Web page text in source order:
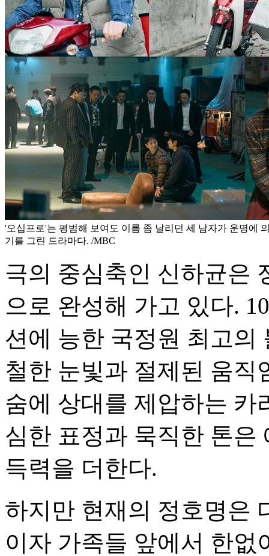
'오십프로'는 평범해 보여도 이름 좀 날리던 세 남자가 운명에
기를 그린 드라마다. /MBC
극의 중심축인 신하균은
으로 완성해 가고 있다.
션에 능한 국정원 최고의
철한 눈빛과 절제된 움직
숨에 상대를 제압하는 카
심한 표정과 묵직한 톤은
득력을 더한다.
하지만 현재의 정호명은
이자 가족들 앞에서 한없